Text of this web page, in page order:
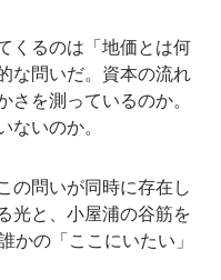
くるのは「地価とは何
な問いだ。資本の流れ
を測っているのか。
いのか。
の問いが同時に存在し
光と、小屋浦の谷筋を
の「ここにいたい」